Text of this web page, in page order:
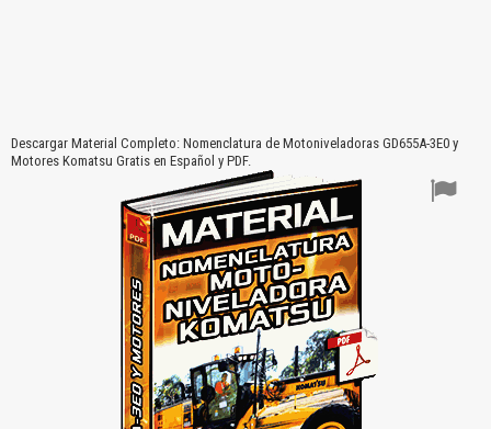
Descargar Material Completo: Nomenclatura de Motoniveladoras GD655A-3E0 y
Motores Komatsu Gratis en Español y PDF.